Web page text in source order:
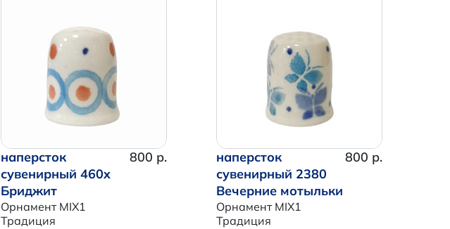
0 р.
Перейти в корзину
наперсток
сувенирный 460x
Бриджит
Орнамент MIX1
Традиция
800 р.
наперсток
сувенирный 2380
Вечерние мотыльки
Орнамент MIX1
Традиция
800 р.